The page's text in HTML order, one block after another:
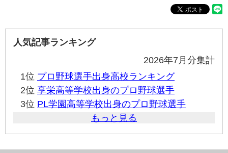
人気記事ランキング
2026年7月分集計
1位 プロ野球選手出身高校ランキング
2位 享栄高等学校出身のプロ野球選手
3位 PL学園高等学校出身のプロ野球選手
もっと見る